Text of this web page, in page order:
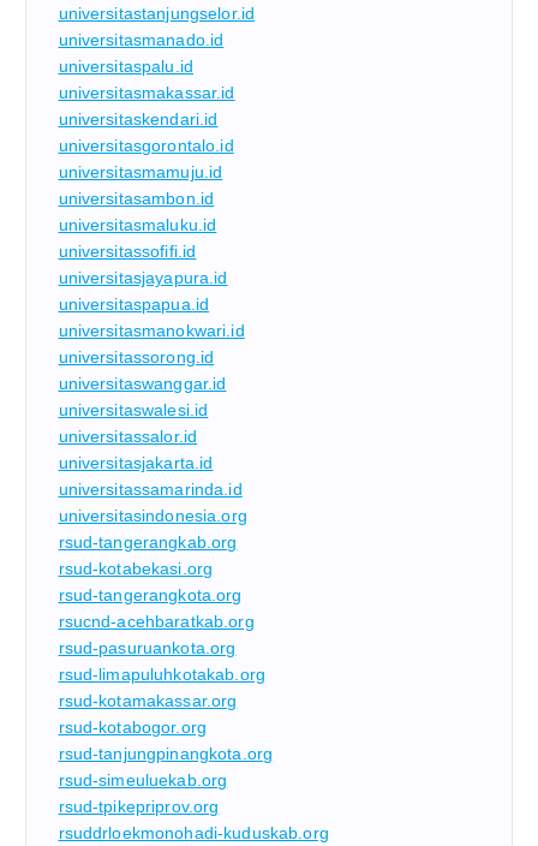
universitastanjungselor.id
universitasmanado.id
universitaspalu.id
universitasmakassar.id
universitaskendari.id
universitasgorontalo.id
universitasmamuju.id
universitasambon.id
universitasmaluku.id
universitassofifi.id
universitasjayapura.id
universitaspapua.id
universitasmanokwari.id
universitassorong.id
universitaswanggar.id
universitaswalesi.id
universitassalor.id
universitasjakarta.id
universitassamarinda.id
universitasindonesia.org
rsud-tangerangkab.org
rsud-kotabekasi.org
rsud-tangerangkota.org
rsucnd-acehbaratkab.org
rsud-pasuruankota.org
rsud-limapuluhkotakab.org
rsud-kotamakassar.org
rsud-kotabogor.org
rsud-tanjungpinangkota.org
rsud-simeuluekab.org
rsud-tpikepriprov.org
rsuddrloekmonohadi-kuduskab.org